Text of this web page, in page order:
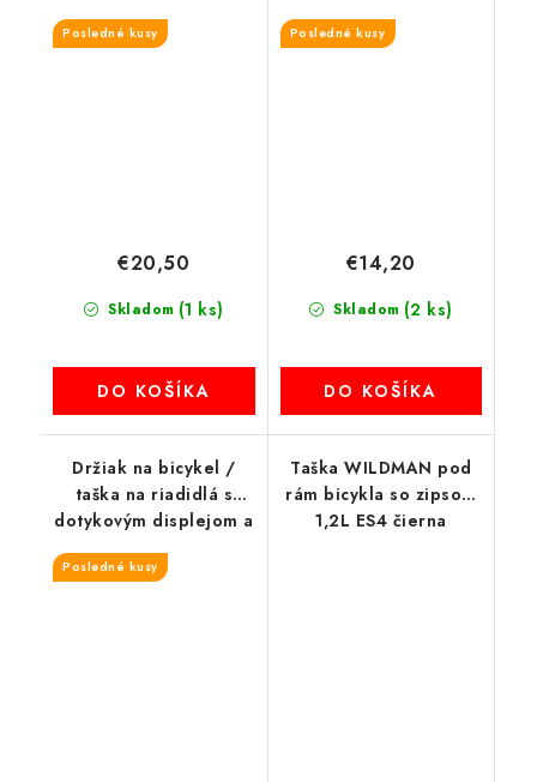
Posledné kusy
Skladom (1 ks)
€20,50
DO KOŠÍKA
Posledné kusy
Skladom (2 ks)
€14,20
DO KOŠÍKA
Držiak na bicykel /
taška na riadidlá s
dotykovým displejom a
zipsom WILDMAN XT8
3L
Posledné kusy
Taška WILDMAN pod
rám bicykla so zipsom
1,2L ES4 čierna